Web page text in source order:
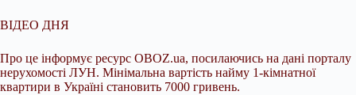
ВІДЕО ДНЯ
Про це інформує ресурс OBOZ.ua, посилаючись на дані порталу
нерухомості ЛУН. Мінімальна вартість найму 1-кімнатної
квартири в Україні становить 7000 гривень.